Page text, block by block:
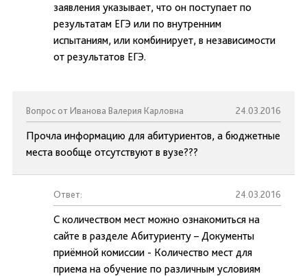
заявления указывает, что он поступает по
результатам ЕГЭ или по внутренним
испытаниям, или комбинирует, в независимости
от результатов ЕГЭ.
Вопрос от Иванова Валерия Карловна 24.03.2016
Прочла информацию для абитуриентов, а бюджетные
места вообще отсутствуют в вузе???
Ответ: 24.03.2016
С количеством мест можно ознакомиться на
сайте в разделе Абитуриенту – Документы
приёмной комиссии - Количество мест для
приема на обучение по различным условиям